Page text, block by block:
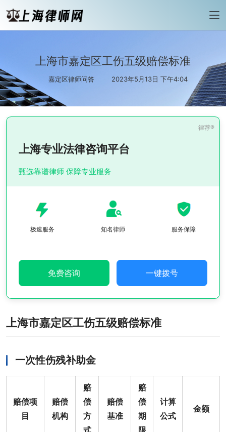
上海市嘉定区工伤五级赔偿标准
嘉定区律师问答 2023年5月13日 下午4:04
上海专业法律咨询平台
甄选靠谱律师 保障专业服务
极速服务 知名律师 服务保障
免费咨询 一键拨号
上海市嘉定区工伤五级赔偿标准
一次性伤残补助金
赔偿项
目
赔偿
机构
赔
偿
方
式
赔偿
基准
赔
偿
期
限
计算
公式
金额